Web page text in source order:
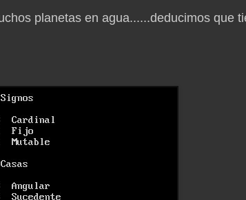
planetas en agua......deducimos que